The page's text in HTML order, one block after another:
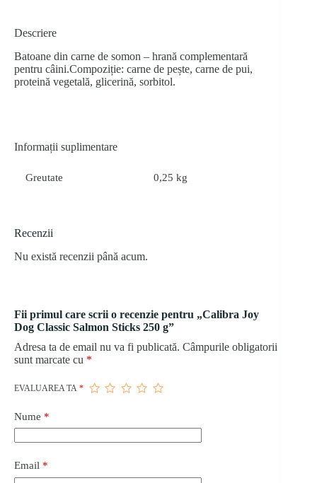
Descriere
Batoane din carne de somon – hrană complementară
pentru câini.Compoziție: carne de pește, carne de pui,
proteină vegetală, glicerină, sorbitol.
Informații suplimentare
Greutate 0,25 kg
Recenzii
Nu există recenzii până acum.
Fii primul care scrii o recenzie pentru „Calibra Joy
Dog Classic Salmon Sticks 250 g”
Adresa ta de email nu va fi publicată. Câmpurile obligatorii
sunt marcate cu *
EVALUAREA TA *
Nume *
Email *